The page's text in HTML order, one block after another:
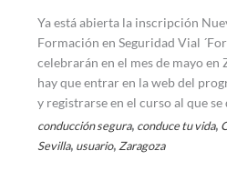
Ya está abierta la inscripción
Formación en Seguridad Vial
celebrarán en el mes de mayo en
hay que entrar en la web del
y registrarse en el curso al que se
conducción segura, conduce tu vida,
Sevilla, usuario, Zaragoza